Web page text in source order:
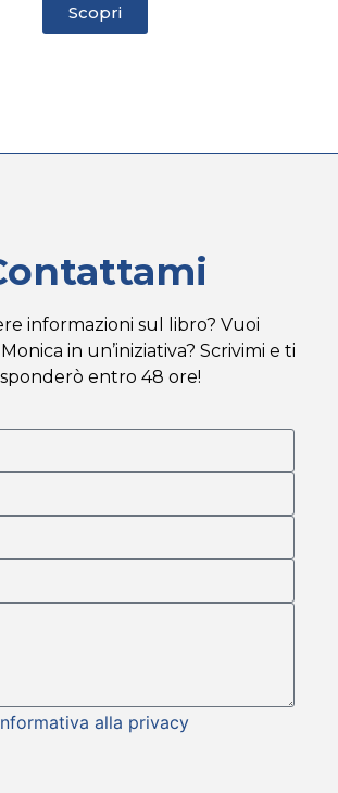
Scopri
informazioni sul libro? Vuoi
in un’iniziativa? Scrivimi e ti
entro 48 ore!
alla privacy